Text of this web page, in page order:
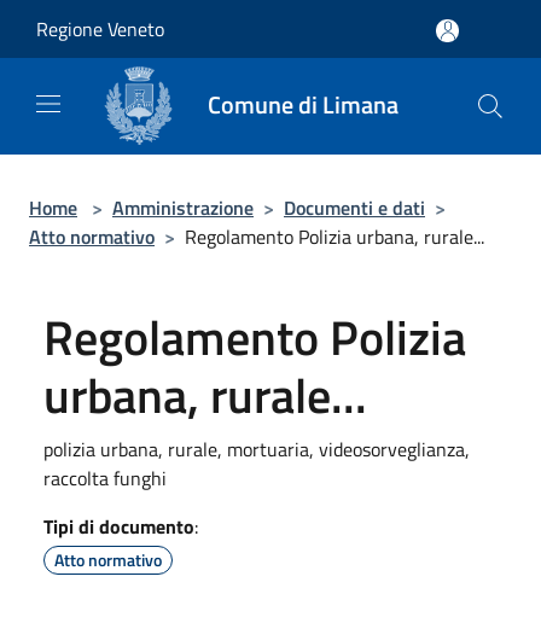
Regione Veneto
Comune di Limana
Home > Amministrazione > Documenti e dati >
Atto normativo > Regolamento Polizia urbana, rurale...
Regolamento Polizia
urbana, rurale...
polizia urbana, rurale, mortuaria, videosorveglianza,
raccolta funghi
Tipi di documento:
Atto normativo